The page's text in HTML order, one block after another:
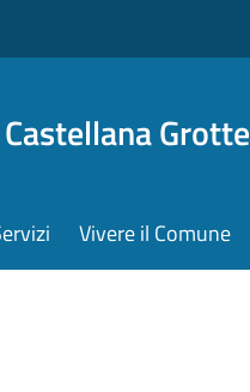
Grotte
Vivere il Comune